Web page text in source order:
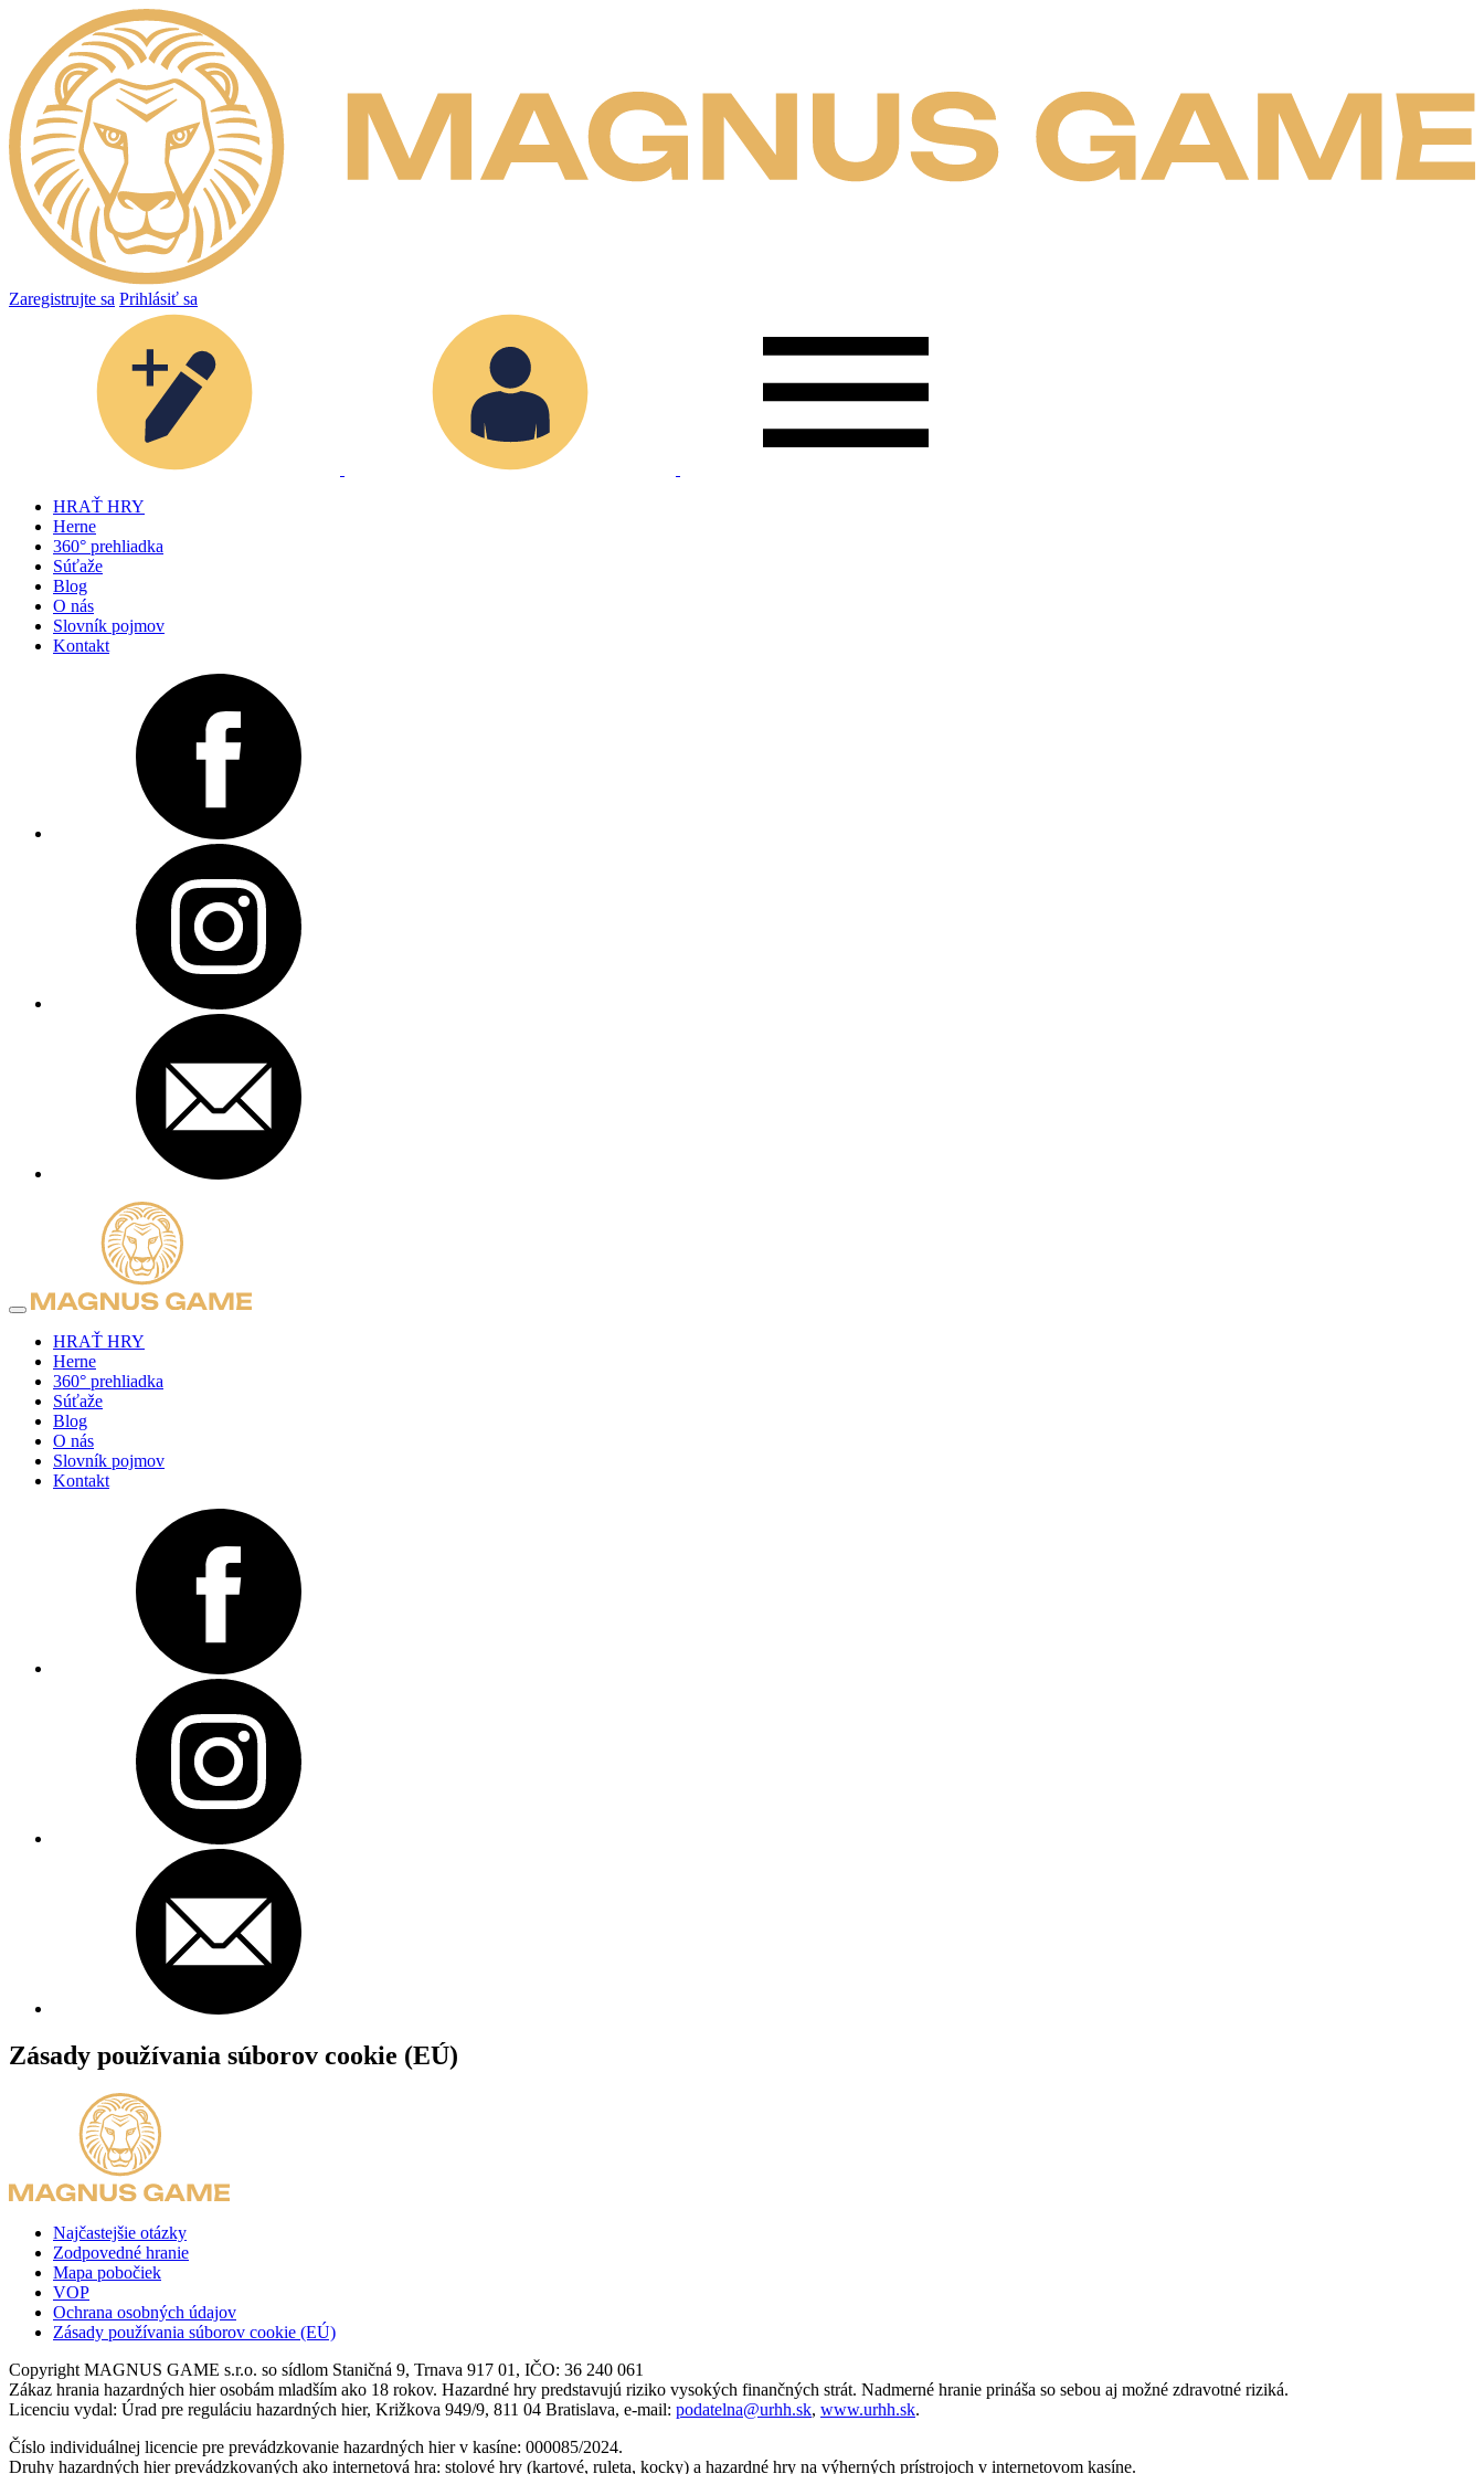
Zaregistrujte sa Prihlásiť sa
HRAŤ HRY
Herne
360° prehliadka
Súťaže
Blog
O nás
Slovník pojmov
Kontakt
HRAŤ HRY
Herne
360° prehliadka
Súťaže
Blog
O nás
Slovník pojmov
Kontakt
Zásady používania súborov cookie (EÚ)
Najčastejšie otázky
Zodpovedné hranie
Mapa pobočiek
VOP
Ochrana osobných údajov
Zásady používania súborov cookie (EÚ)
Copyright MAGNUS GAME s.r.o. so sídlom Staničná 9, Trnava 917 01, IČO: 36 240 061
Zákaz hrania hazardných hier osobám mladším ako 18 rokov. Hazardné hry predstavujú riziko vysokých finančných strát. Nadmerné hranie prináša so sebou aj možné zdravotné riziká.
Licenciu vydal: Úrad pre reguláciu hazardných hier, Križkova 949/9, 811 04 Bratislava, e-mail: podatelna@urhh.sk, www.urhh.sk.
Číslo individuálnej licencie pre prevádzkovanie hazardných hier v kasíne: 000085/2024.
Druhy hazardných hier prevádzkovaných ako internetová hra: stolové hry (kartové, ruleta, kocky) a hazardné hry na výherných prístrojoch v internetovom kasíne.